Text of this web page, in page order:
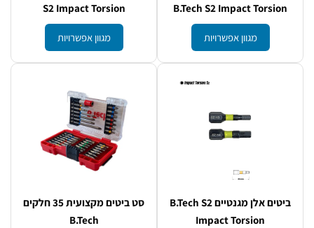
B.Tech S2 Impact Torsion
מגוון אפשרויות
S2 Impact Torsion
מגוון אפשרויות
ביטים אלן מגנטיים B.Tech S2
Impact Torsion
סט ביטים מקצועית 35 חלקים
B.Tech